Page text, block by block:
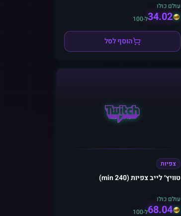
עולם כולו
34.02ל-100
הוסף לסל
צפיות
טוויץ׳ לייב צפיות (240 min)
עולם כולו
68.04ל-100